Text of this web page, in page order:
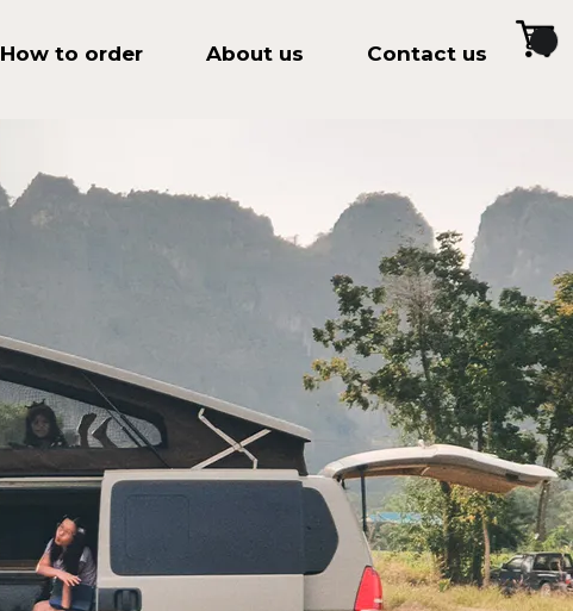
How to order About us Contact us